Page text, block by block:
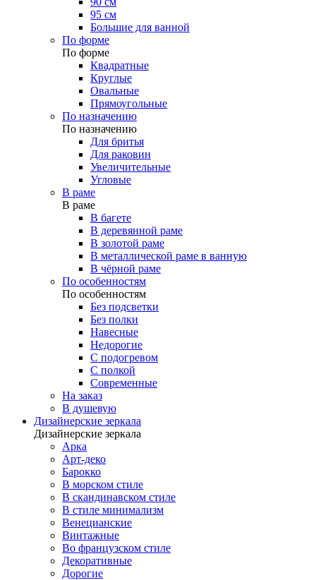
95 см
Большие для ванной
По форме
По форме
Квадратные
Круглые
Овальные
Прямоугольные
По назначению
По назначению
Для бритья
Для раковин
Увеличительные
Угловые
В раме
В раме
В багете
В деревянной раме
В золотой раме
В металлической раме в ванную
В чёрной раме
По особенностям
По особенностям
Без подсветки
Без полки
Навесные
Недорогие
С подогревом
С полкой
Современные
На заказ
В душевую
Дизайнерские зеркала
Дизайнерские зеркала
Арка
Арт-деко
Барокко
В морском стиле
В скандинавском стиле
В стиле минимализм
Венецианские
Винтажные
Во французском стиле
Декоративные
Дорогие